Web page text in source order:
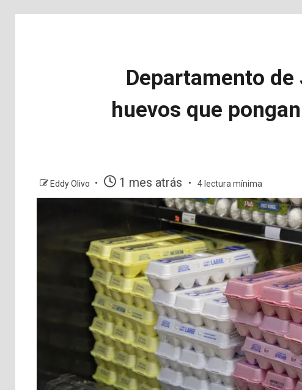
Departamento de
huevos que
Eddy Olivo 1 mes atrás 4 lectura mínima